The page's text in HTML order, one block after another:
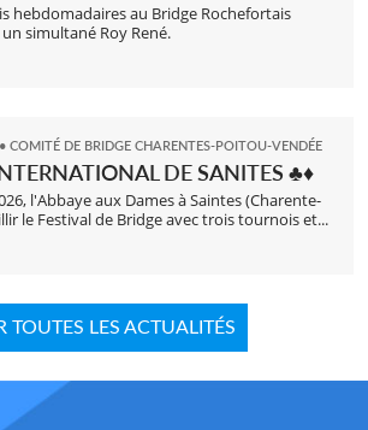
hebdomadaires au Bridge Rochefortais
simultané Roy René.
• COMITÉ DE BRIDGE CHARENTES-POITOU-VENDÉE
DE SANITES ♣️♦️
l'Abbaye aux Dames à Saintes (Charente-
le Festival de Bridge avec trois tournois et...
TOUTES LES ACTUALITÉS